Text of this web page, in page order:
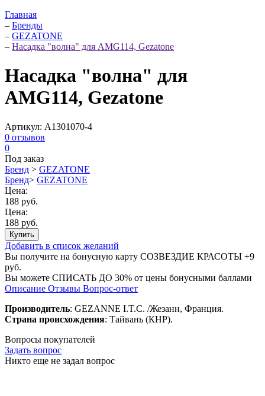
Главная
– Бренды
– GEZATONE
– Насадка "волна" для AMG114, Gezatone
Насадка "волна" для
AMG114, Gezatone
Артикул: A1301070-4
0 отзывов
0
Под заказ
Бренд > GEZATONE
Бренд> GEZATONE
Цена:
188 руб.
Цена:
188 руб.
Купить
Добавить в список желаний
Вы получите на бонусную карту СОЗВЕЗДИЕ КРАСОТЫ +9
руб.
Вы можете СПИСАТЬ ДО 30% от цены бонусными баллами
Описание Отзывы Вопрос-ответ
Производитель: GEZANNE I.T.C. /Жезанн, Франция.
Страна происхождения: Тайвань (КНР).
Вопросы покупателей
Задать вопрос
Никто еще не задал вопрос